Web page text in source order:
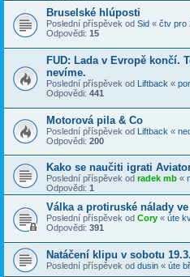
Bruselské hlúposti
Poslední příspěvek od Sid « čtv pro
Odpovědi: 15
FUD: Lada v Evropě končí.
nevíme.
Poslední příspěvek od Liftback «
Odpovědi: 441
Motorová pila & Co
Poslední příspěvek od Liftback «
Odpovědi: 200
Kako se naučiti igrati
Poslední příspěvek od radek mb «
Odpovědi: 1
Válka a protiruské nálady
Poslední příspěvek od Cory « úte
Odpovědi: 391
Natáčení klipu v sobotu
Poslední příspěvek od dusin « úte